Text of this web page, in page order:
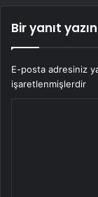
Bir yanıt yazın
E-posta adresiniz
işaretlenmişlerdir